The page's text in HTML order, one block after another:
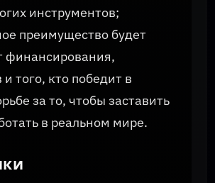
инструментов;
преимущество будет
финансирования,
того, кто победит в
за то, чтобы заставить
в реальном мире.